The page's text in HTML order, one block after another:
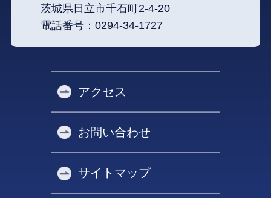
茨城県日立市千石町2-4-20
電話番号：0294-34-1727
アクセス
お問い合わせ
サイトマップ